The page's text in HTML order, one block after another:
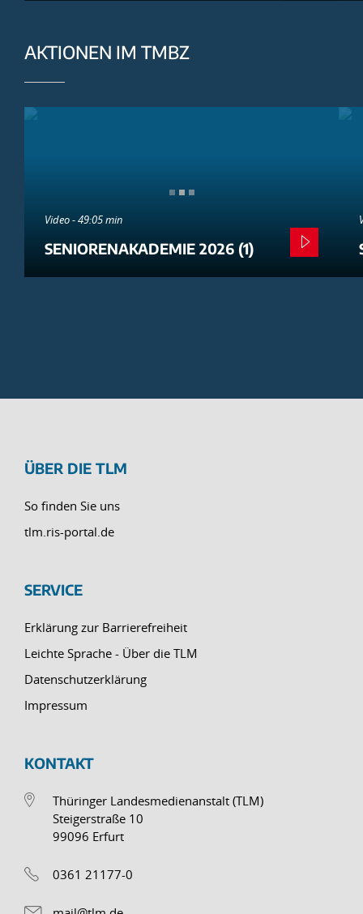
AKTIONEN IM TMBZ
Video - 49:05 min
SENIORENAKADEMIE 2026 (1)
ÜBER DIE TLM
So finden Sie uns
tlm.ris-portal.de
SERVICE
Erklärung zur Barrierefreiheit
Leichte Sprache - Über die TLM
Datenschutzerklärung
Impressum
KONTAKT
Thüringer Landesmedienanstalt (TLM)
Steigerstraße 10
99096 Erfurt
0361 21177-0